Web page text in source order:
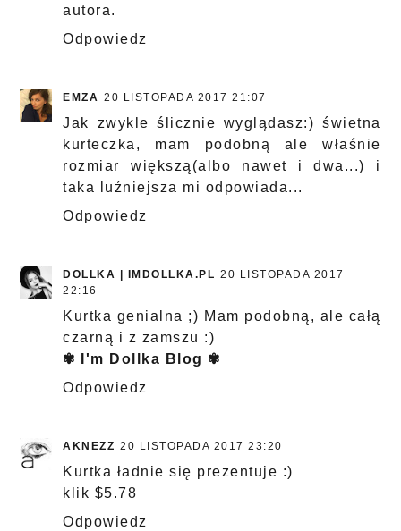
autora.
Odpowiedz
EMZA 20 LISTOPADA 2017 21:07
Jak zwykle ślicznie wyglądasz:) świetna
kurteczka, mam podobną ale właśnie
rozmiar większą(albo nawet i dwa...) i
taka luźniejsza mi odpowiada...
Odpowiedz
DOLLKA | IMDOLLKA.PL 20 LISTOPADA 2017
22:16
Kurtka genialna ;) Mam podobną, ale całą
czarną i z zamszu :)
✾ I'm Dollka Blog ✾
Odpowiedz
AKNEZZ 20 LISTOPADA 2017 23:20
Kurtka ładnie się prezentuje :)
klik $5.78
Odpowiedz